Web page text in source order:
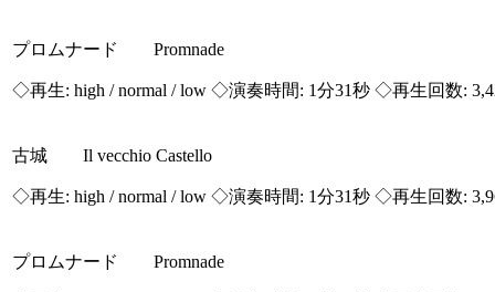
プロムナード Promnade
◇再生: high / normal / low ◇演奏時間: 1分31秒 ◇再生回数:
古城 Il vecchio Castello
◇再生: high / normal / low ◇演奏時間: 1分31秒 ◇再生回数:
プロムナード Promnade